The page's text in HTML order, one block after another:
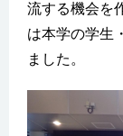
流する機会を
は本学の学生
ました。